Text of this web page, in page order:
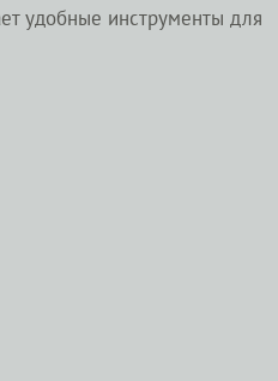
удобные инструменты для